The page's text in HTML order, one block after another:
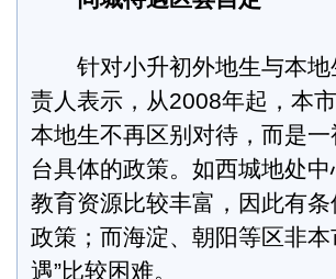
针对小升初外地生与本地
责人表示，从2008年起，本
本地生不再区别对待，而是
台具体的政策。如西城地处
教育资源比较丰富，因此有
政策；而海淀、朝阳等区非
遇”比较困难。